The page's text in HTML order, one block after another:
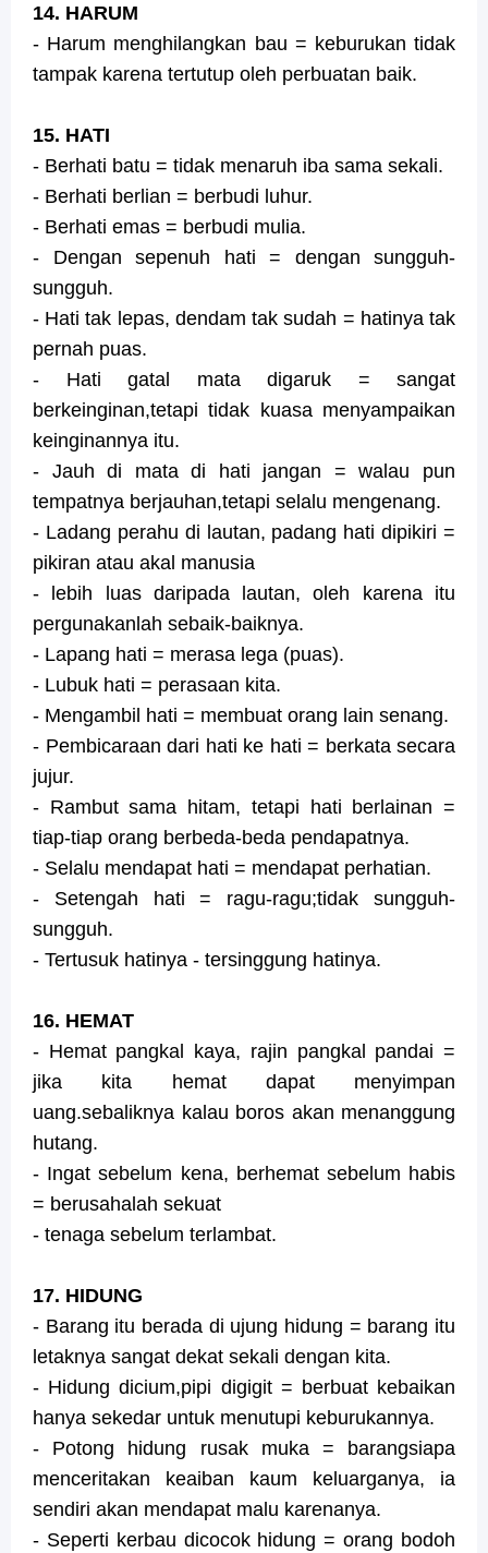
14. HARUM
- Harum menghilangkan bau = keburukan tidak
tampak karena tertutup oleh perbuatan baik.
15. HATI
- Berhati batu = tidak menaruh iba sama sekali.
- Berhati berlian = berbudi luhur.
- Berhati emas = berbudi mulia.
- Dengan sepenuh hati = dengan sungguh-
sungguh.
- Hati tak lepas, dendam tak sudah = hatinya tak
pernah puas.
- Hati gatal mata digaruk = sangat
berkeinginan,tetapi tidak kuasa menyampaikan
keinginannya itu.
- Jauh di mata di hati jangan = walau pun
tempatnya berjauhan,tetapi selalu mengenang.
- Ladang perahu di lautan, padang hati dipikiri =
pikiran atau akal manusia
- lebih luas daripada lautan, oleh karena itu
pergunakanlah sebaik-baiknya.
- Lapang hati = merasa lega (puas).
- Lubuk hati = perasaan kita.
- Mengambil hati = membuat orang lain senang.
- Pembicaraan dari hati ke hati = berkata secara
jujur.
- Rambut sama hitam, tetapi hati berlainan =
tiap-tiap orang berbeda-beda pendapatnya.
- Selalu mendapat hati = mendapat perhatian.
- Setengah hati = ragu-ragu;tidak sungguh-
sungguh.
- Tertusuk hatinya - tersinggung hatinya.
16. HEMAT
- Hemat pangkal kaya, rajin pangkal pandai =
jika kita hemat dapat menyimpan
uang.sebaliknya kalau boros akan menanggung
hutang.
- Ingat sebelum kena, berhemat sebelum habis
= berusahalah sekuat
- tenaga sebelum terlambat.
17. HIDUNG
- Barang itu berada di ujung hidung = barang itu
letaknya sangat dekat sekali dengan kita.
- Hidung dicium,pipi digigit = berbuat kebaikan
hanya sekedar untuk menutupi keburukannya.
- Potong hidung rusak muka = barangsiapa
menceritakan keaiban kaum keluarganya, ia
sendiri akan mendapat malu karenanya.
- Seperti kerbau dicocok hidung = orang bodoh